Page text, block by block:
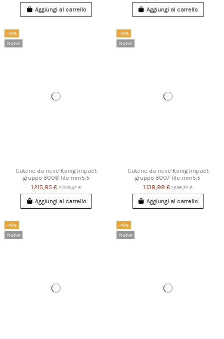
Aggiungi al carrello Aggiungi al carrello
-40%
Nuovo
Catene da neve Konig Impact
gruppo 3006 filo mm5.5
1.215,85 €2.026,42 €
Aggiungi al carrello
-40%
Nuovo
Catene da neve Konig Impact
gruppo 3007 filo mm5.5
1.138,99 €1.898,32 €
Aggiungi al carrello
-40%
Nuovo
-40%
Nuovo